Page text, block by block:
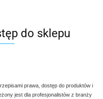
do sklepu
prawa, dostęp do produktów i
jest dla profesjonalistów z branży